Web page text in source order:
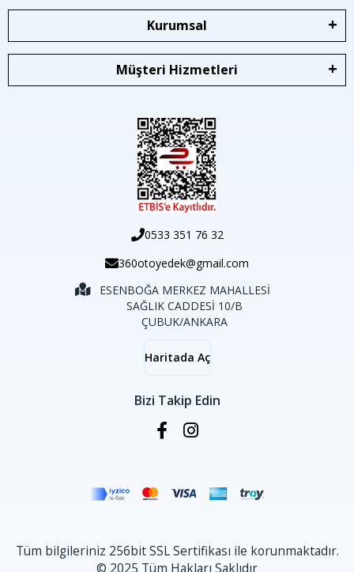
Kurumsal
Müşteri Hizmetleri
0533 351 76 32
360otoyedek@gmail.com
ESENBOĞA MERKEZ MAHALLESİ
SAĞLIK CADDESİ 10/B
ÇUBUK/ANKARA
Haritada Aç
Bizi Takip Edin
Tüm bilgileriniz 256bit SSL Sertifikası ile korunmaktadır.
© 2025 Tüm Hakları Saklıdır